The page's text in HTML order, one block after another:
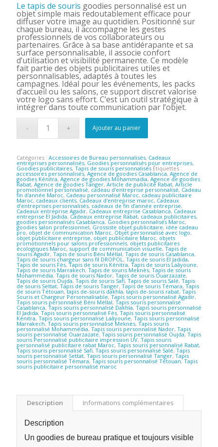
Le tapis de souris goodies personnalisé est un
objet simple mais redoutablement efficace pour
diffuser votre image au quotidien. Positionné sur
chaque bureau, il accompagne les gestes
professionnels de vos collaborateurs ou
partenaires. Grâce à sa base antidérapante et sa
surface personnalisable, il associe confort
d’utilisation et visibilité permanente. Ce modèle
fait partie des objets publicitaires utiles et
personnalisables, adaptés à toutes les
campagnes. Idéal pour les événements, les packs
d’accueil ou les salons, ce support discret valorise
votre logo sans effort. C’est un outil stratégique à
intégrer dans toute communication par l’objet.
Ajouter au panier
Catégories : Accessoires de Bureau personnalisés, Cadeaux
entreprises personnalisés, Goodies personnalisés pour entreprises,
Goodies publicitaires, Tapis de souris personnalisés Étiquettes :
accessoires personnalisés, Agence de goodies Casablanca, Agence de
goodies Kénitra, Agence de goodies Mohammadia, Agence de goodies
Rabat, Agence de goodies Tanger, Article de publicité Rabat, Article
promotionnel personnalisé, cadeau d'entreprise personnalisé, Cadeau
fin d'année Maroc, Cadeau personnalisé Maroc, cadeau publicitaire
Maroc, cadeaux clients, Cadeaux d'entreprise maroc, Cadeaux
d’entreprises personnalisés, cadeaux de fin d’année entreprise,
Cadeaux entreprise Agadir, Cadeaux entreprise Casablanca, Cadeaux
entreprise El Jadida, Cadeaux entreprise Rabat, cadeaux publicitaires,
goodies personnalisés Casablanca, Goodies personnalisés Maroc,
goodies salon professionnel, Grossiste objet publicitaire, idée cadeau
pro, objet de communication Maroc, Objet personnalisé avec logo,
objet publicitaire entreprise, objet publicitaire Maroc, objets
promotionnels pour salons professionnels, objets publicitaires
écologiques Maroc, support de communication visuelle, Tapis de
souris Agadir, Tapis de souris Béni Méllal, Tapis de souris Casablanca,
Tapis de souris chargeur sans fil DROPOL , Tapis de souris El Jadida,
Tapis de souris Fès, Tapis de souris Kénitra, Tapis de souris Laâyoune,
Tapis de souris Marrakech, Tapis de souris Meknès, Tapis de souris
Mohammédia, Tapis de souris Nador, Tapis de souris Ouarzazate,
Tapis de souris Oujda, Tapis de souris Safi, Tapis de souris Salé, Tapis
de souris Settat, Tapis de souris Tanger, Tapis de souris Témara, Tapis
de souris Tétouan, tapis de-souris dakhla, tapis de-souris rabat, Tapis
Souris et Chargeur Personnalisable, Tapis souris personnalisé Agadir,
Tapis souris personnalisé Béni Méllal, Tapis souris personnalisé
Casablanca, Tapis souris personnalisé Dakhla, Tapis souris personnalisé
El Jadida, Tapis souris personnalisé Fès, Tapis souris personnalisé
Kénitra, Tapis souris personnalisé Laâyoune, Tapis souris personnalisé
Marrakech, Tapis souris personnalisé Meknès, Tapis souris
personnalisé Mohammédia, Tapis souris personnalisé Nador, Tapis
souris personnalisé Ouarzazate, Tapis souris personnalisé Oujda, Tapis
souris Personnalisé publicitaire impression UV, Tapis souris
personnalisé publicitaire rabat Maroc, Tapis souris personnalisé Rabat,
Tapis souris personnalisé Safi, Tapis souris personnalisé Salé, Tapis
souris personnalisé Settat, Tapis souris personnalisé Tanger, Tapis
souris personnalisé Témara, Tapis souris personnalisé Tétouan, Tapis
souris publicitaire personnalisé maroc
Description Informations complémentaires
Description
Un goodies de bureau pratique et toujours visible